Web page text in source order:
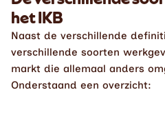
het IKB
Naast de verschillende
verschillende soorten
markt die allemaal anders
Onderstaand een overzicht: